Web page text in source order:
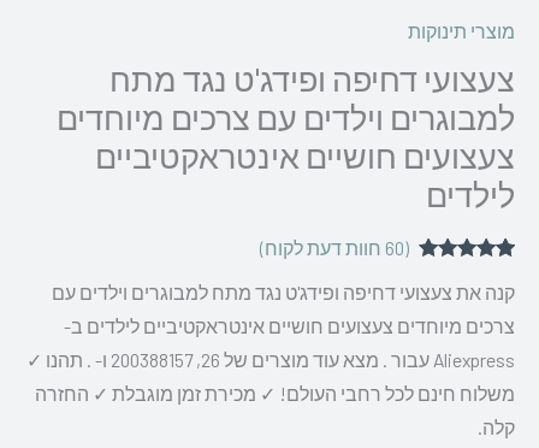
מוצרי תינוקות
צעצועי דחיפה ופידג'ט נגד מתח
למבוגרים וילדים עם צרכים מיוחדים
צעצועים חושיים אינטראקטיביים
לילדים
מתוך 5
דירוגים של
(
60 חוות דעת לקוח)
קנה את צעצועי דחיפה ופידג'ט נגד מתח למבוגרים וילדים עם
צרכים מיוחדים צעצועים חושיים אינטראקטיביים לילדים ב-
Aliexpress עבור . מצא עוד מוצרים של 26, 200388157 ו- . תהנו ✓
משלוח חינם לכל רחבי העולם! ✓ מכירת זמן מוגבלת ✓ החזרה
קלה.